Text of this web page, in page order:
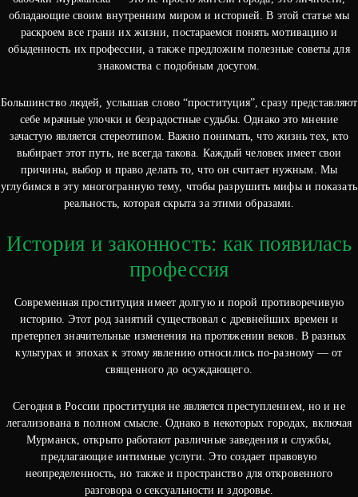
обладающие своим внутренним миром и историей. В этой статье мы
раскроем все грани их жизни, постараемся понять мотивацию и
обыденность их профессии, а также предложим полезные советы для
знакомства с подобным досугом.
Большинство людей, услышав слово “проституция”, сразу представляют
себе мрачные улочки и безрадостные судьбы. Однако это мнение
зачастую является стереотипом. Важно понимать, что жизнь тех, кто
выбирает этот путь, не всегда такова. Каждый человек имеет свои
причины, выбор и право делать то, что он считает нужным. Мы
углубимся в эту многогранную тему, чтобы разрушить мифы и показать
реальность, которая скрыта за этими образами.
История и законность: как появилась
профессия
Современная проституция имеет долгую и порой противоречивую
историю. Этот род занятий существовал с древнейших времен и
претерпел значительные изменения на протяжении веков. В разных
культурах и эпохах к этому явлению относились по-разному — от
священного до осуждающего.
Сегодня в России проституция не является преступлением, но и не
легализована в полном смысле. Однако в некоторых городах, включая
Мурманск, открыто работают различные заведения и службы,
предлагающие интимные услуги. Это создает правовую
неопределенность, но также и пространство для откровенного
разговора о сексуальности и здоровье.